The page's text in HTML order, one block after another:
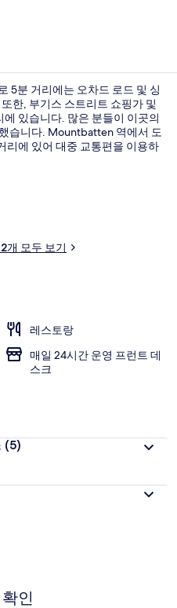
5분 거리에는 오차드 로드 및 싱
한, 부기스 스트리트 쇼핑가 및
있습니다. 많은 분들이 이곳의
습니다. Mountbatten 역에서 도
리에 있어 대중 교통편을 이용하
개 모두 보기
레스토랑
매일 24시간 운영 프런트 데
스크
(5)
인